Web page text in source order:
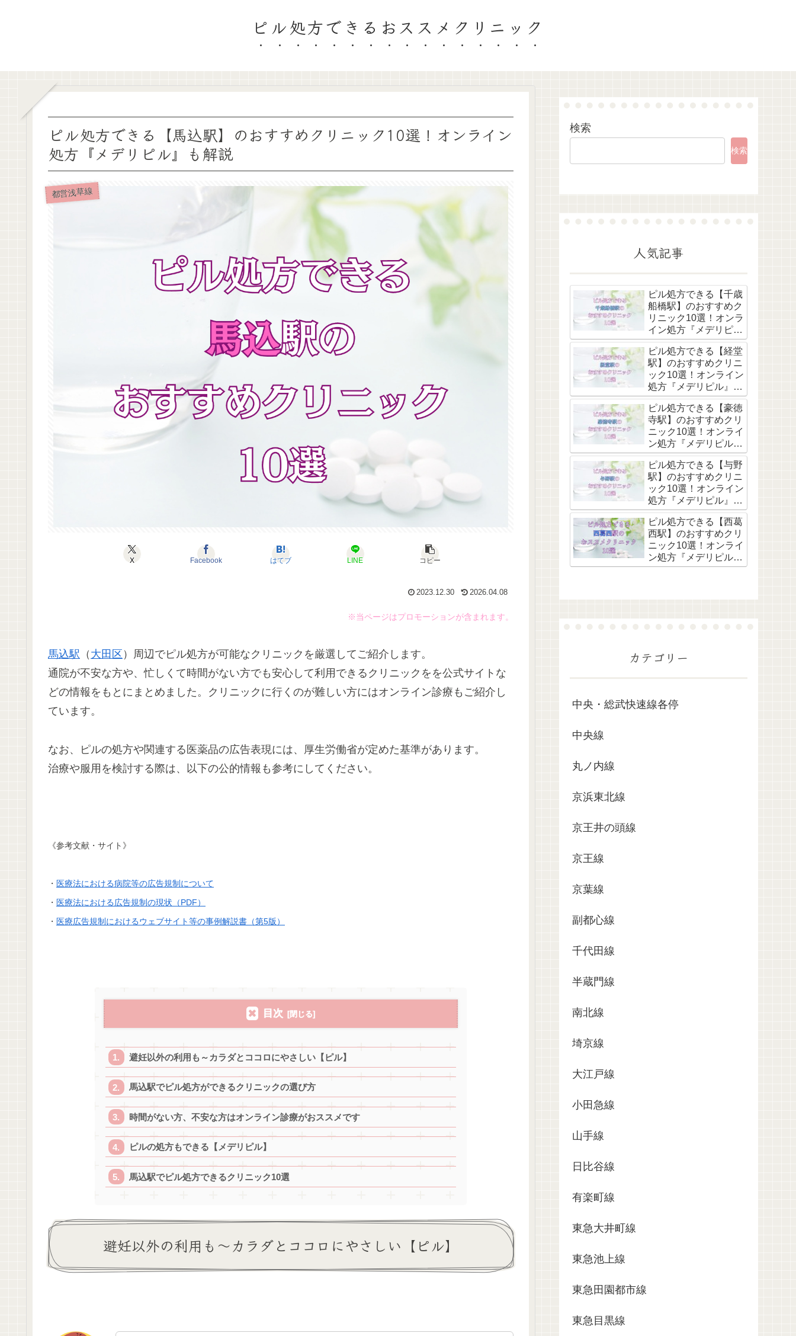
ピル処方できるおススメクリニック
ピル処方できる【馬込駅】のおすすめクリニック10選！オンライン
処方『メデリピル』も解説
都営浅草線
X Facebook はてブ LINE コピー
2023.12.30 2026.04.08
※当ページはプロモーションが含まれます。
馬込駅 （ 大田区 ）周辺でピル処方が可能なクリニックを厳選してご紹介します。
通院が不安な方や、忙しくて時間がない方でも安心して利用できるクリニックをを公式サイトな
どの情報をもとにまとめました。クリニックに行くのが難しい方にはオンライン診療もご紹介し
ています。
なお、ピルの処方や関連する医薬品の広告表現には、厚生労働省が定めた基準があります。
治療や服用を検討する際は、以下の公的情報も参考にしてください。
《参考文献・サイト》
・ 医療法における病院等の広告規制について
・ 医療法における広告規制の現状（PDF）
・ 医療広告規制におけるウェブサイト等の事例解説書（第5版）
目次
避妊以外の利用も～カラダとココロにやさしい【ピル】
馬込駅でピル処方ができるクリニックの選び方
時間がない方、不安な方はオンライン診療がおススメです
ピルの処方もできる【メデリピル】
馬込駅でピル処方できるクリニック10選
避妊以外の利用も～カラダとココロにやさしい【ピル】
検索
検索
人気記事
ピル処方できる【千歳
船橋駅】のおすすめク
リニック10選！オンラ
イン処方『メデリピ
ル』も解説
ピル処方できる【経堂
駅】のおすすめクリニ
ック10選！オンライン
処方『メデリピル』も
解説
ピル処方できる【豪徳
寺駅】のおすすめクリ
ニック10選！オンライ
ン処方『メデリピル』
も解説
ピル処方できる【与野
駅】のおすすめクリニ
ック10選！オンライン
処方『メデリピル』も
解説
ピル処方できる【西葛
西駅】のおすすめクリ
ニック10選！オンライ
ン処方『メデリピル』
も解説
カテゴリー
中央・総武快速線各停
中央線
丸ノ内線
京浜東北線
京王井の頭線
京王線
京葉線
副都心線
千代田線
半蔵門線
南北線
埼京線
大江戸線
小田急線
山手線
日比谷線
有楽町線
東急大井町線
東急池上線
東急田園都市線
東急目黒線